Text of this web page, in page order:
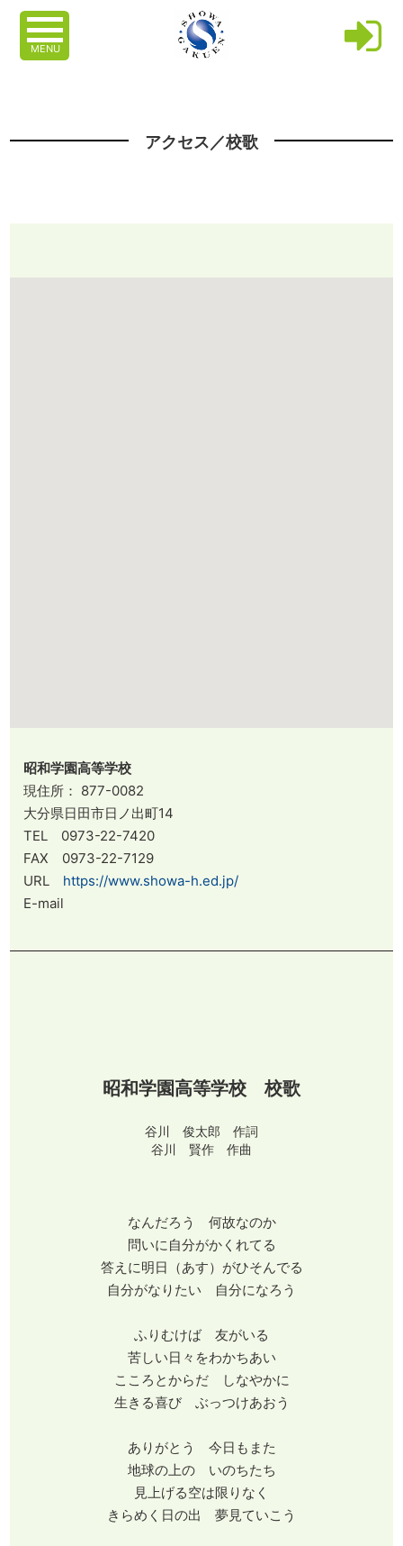
MENU
アクセス／校歌
昭和学園高等学校
現住所： 877-0082
大分県日田市日ノ出町14
TEL 0973-22-7420
FAX 0973-22-7129
URL https://www.showa-h.ed.jp/
E-mail
昭和学園高等学校 校歌
谷川 俊太郎 作詞
谷川 賢作 作曲
なんだろう 何故なのか
問いに自分がかくれてる
答えに明日（あす）がひそんでる
自分がなりたい 自分になろう
ふりむけば 友がいる
苦しい日々をわかちあい
こころとからだ しなやかに
生きる喜び ぶっつけあおう
ありがとう 今日もまた
地球の上の いのちたち
見上げる空は限りなく
きらめく日の出 夢見ていこう